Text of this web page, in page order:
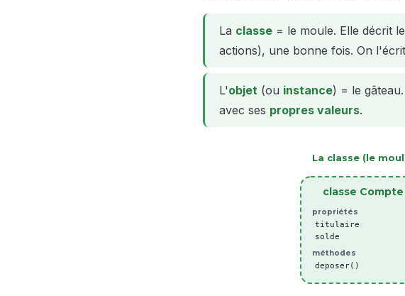
La classe = le moule. Elle décrit
actions), une bonne fois. On
L'objet (ou instance) = le
avec ses propres valeurs.
La classe (le
classe Compte
propriétés
titulaire
solde
méthodes
deposer()